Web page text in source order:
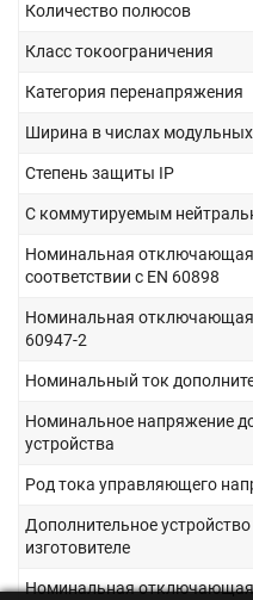
Количество полюсов
Класс токоограничения
Категория перенапряжения
Ширина в числах
Степень защиты IP
С коммутируемым
Номинальная отключающая
соответствии с EN 60898
Номинальная отключающая
60947-2
Номинальный ток
Номинальное напряжение
устройства
Род тока управляющего
Дополнительное
изготовителе
Номинальная отключающая